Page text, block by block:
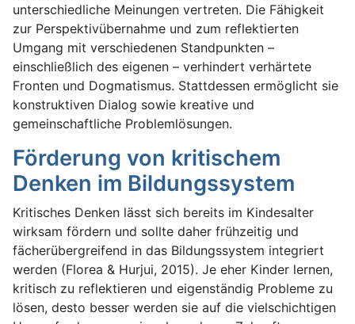
unterschiedliche Meinungen vertreten. Die Fähigkeit
zur Perspektivübernahme und zum reflektierten
Umgang mit verschiedenen Standpunkten –
einschließlich des eigenen – verhindert verhärtete
Fronten und Dogmatismus. Stattdessen ermöglicht sie
konstruktiven Dialog sowie kreative und
gemeinschaftliche Problemlösungen.
Förderung von kritischem
Denken im Bildungssystem
Kritisches Denken lässt sich bereits im Kindesalter
wirksam fördern und sollte daher frühzeitig und
fächerübergreifend in das Bildungssystem integriert
werden (Florea & Hurjui, 2015). Je eher Kinder lernen,
kritisch zu reflektieren und eigenständig Probleme zu
lösen, desto besser werden sie auf die vielschichtigen